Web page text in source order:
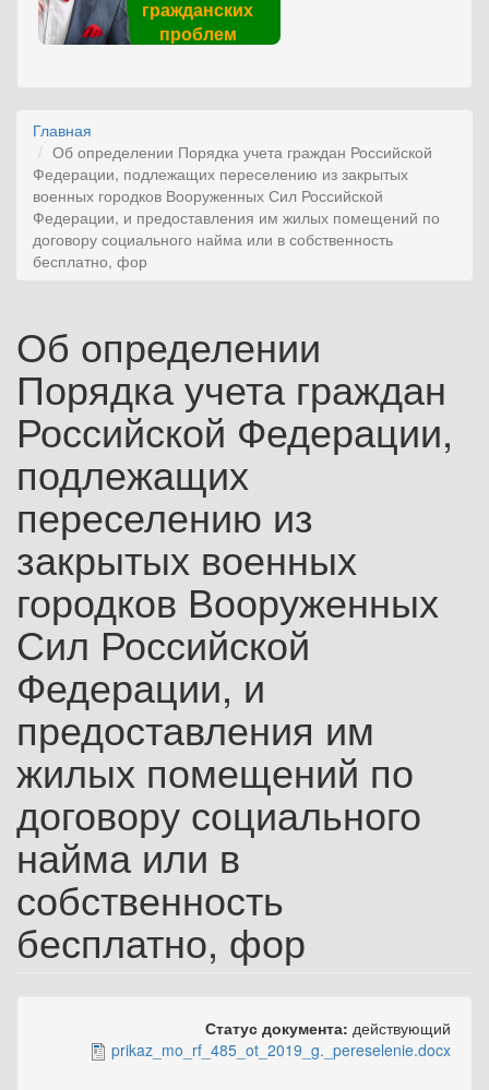
гражданских
проблем
Главная
Об определении Порядка учета граждан Российской
Федерации, подлежащих переселению из закрытых
военных городков Вооруженных Сил Российской
Федерации, и предоставления им жилых помещений по
договору социального найма или в собственность
бесплатно, фор
Об определении
Порядка учета граждан
Российской Федерации,
подлежащих
переселению из
закрытых военных
городков Вооруженных
Сил Российской
Федерации, и
предоставления им
жилых помещений по
договору социального
найма или в
собственность
бесплатно, фор
Статус документа: действующий
prikaz_mo_rf_485_ot_2019_g._pereselenie.docx